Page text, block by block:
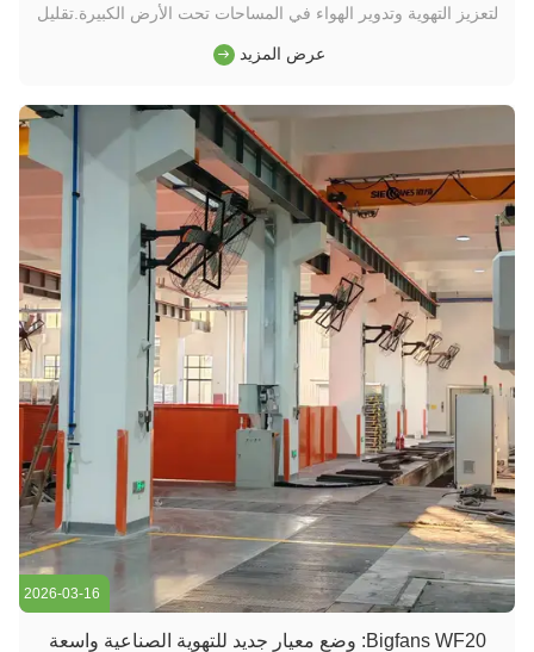
لتعزيز التهوية وتدوير الهواء في المساحات تحت الأرض الكبيرة.تقليل
من خلال الحفاظ على بيئة مريحة وضمان توزيع الهواء بكفاءةالمروحة
عرض المزيد
2026-03-16
Bigfans WF20: وضع معيار جديد للتهوية الصناعية واسعة